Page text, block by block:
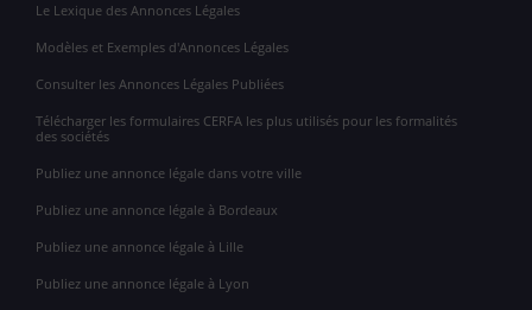
Le Lexique des Annonces Légales
Modèles et Exemples d'Annonces Légales
Consulter les Annonces Légales Publiées
Télécharger les formulaires CERFA les plus utilisés pour les formalités
des sociétés
Publiez une annonce légale dans votre ville
Publiez une annonce légale à Bordeaux
Publiez une annonce légale à Lille
Publiez une annonce légale à Lyon